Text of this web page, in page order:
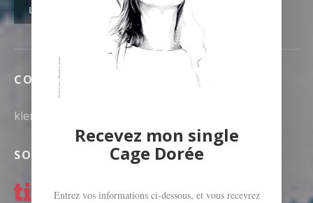
CONTACT
klerviamusic@gmail.com
SOUTENEZ MA MUSIQUE SUR TIPEEE
Recevez mon single
Cage Dorée
Entrez vos informations ci-dessous, et vous recevrez